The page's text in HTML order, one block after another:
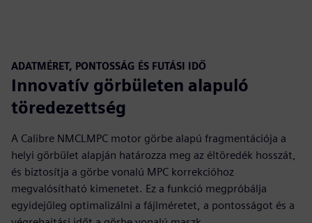
ADATMÉRET, PONTOSSÁG ÉS FUTÁSI IDŐ
Innovatív görbületen alapuló
töredezettség
A Calibre NMCLMPC motor görbe alapú fragmentációja a
helyi görbület alapján határozza meg az éltöredék hosszát,
és biztosítja a görbe vonalú MPC korrekcióhoz
megvalósítható kimenetet. Ez a funkció megpróbálja
egyidejűleg optimalizálni a fájlméretet, a pontosságot és a